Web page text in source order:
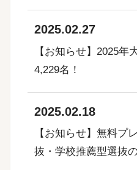
2025.02.27
【お知らせ】2025年
4,229名！
2025.02.18
【お知らせ】無料プ
抜・学校推薦型選抜